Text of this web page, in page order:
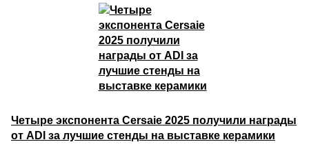
Четыре экспонента Cersaie 2025 получили награды
от ADI за лучшие стенды на выставке керамики